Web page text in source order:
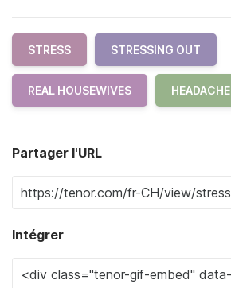
STRESS STRESSING OUT
REAL HOUSEWIVES HEADACHE
Partager l'URL
Intégrer